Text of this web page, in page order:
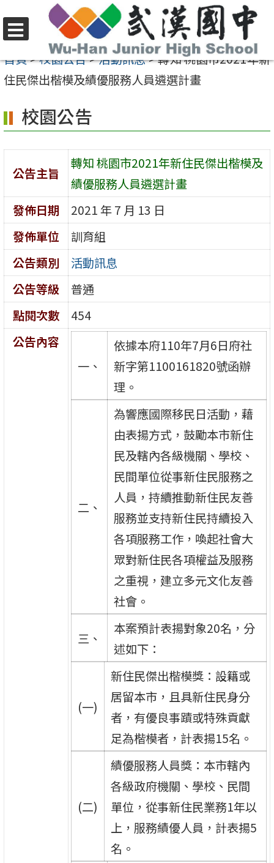
至
要
容
區
選
單
首頁>校園公告>活動訊息>轉知 桃園市2021年新
住民傑出楷模及績優服務人員遴選計畫
校園公告
公告主旨
轉知 桃園市2021年新住民傑出楷模及
績優服務人員遴選計畫
發佈日期
2021 年 7 月 13 日
發佈單位
訓育組
公告類別
活動訊息
公告等級
普通
點閱次數
454
公告內容
一、
依據本府110年7月6日府社
新字第1100161820號函辦
理。
二、
為響應國際移民日活動，藉
由表揚方式，鼓勵本市新住
民及轄內各級機關、學校、
民間單位從事新住民服務之
人員，持續推動新住民友善
服務並支持新住民持續投入
各項服務工作，喚起社會大
眾對新住民各項權益及服務
之重視，建立多元文化友善
社會。
三、
本案預計表揚對象20名，分
述如下：
(一)
新住民傑出楷模獎：設籍或
居留本市，且具新住民身分
者，有優良事蹟或特殊貢獻
足為楷模者，計表揚15名。
(二)
績優服務人員獎：本市轄內
各級政府機關、學校、民間
單位，從事新住民業務1年以
上，服務績優人員，計表揚5
名。